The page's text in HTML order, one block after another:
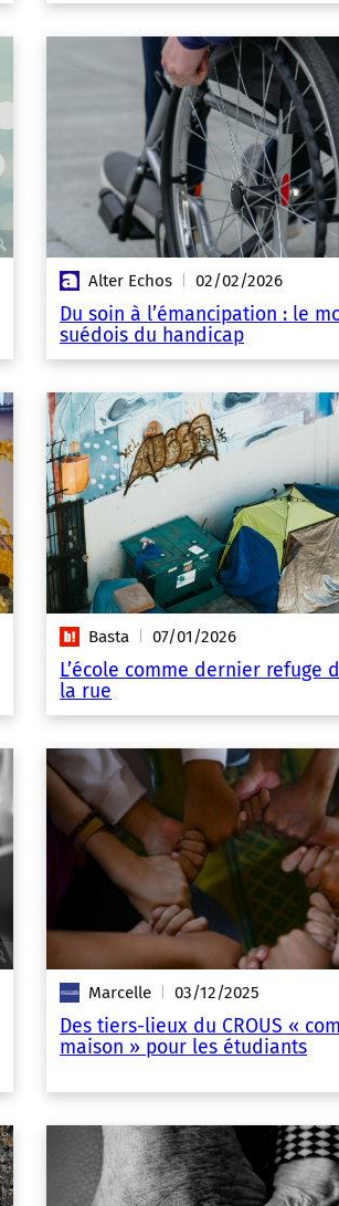
Alter Echos 02/02/2026
Du soin à l’émancipation : le
suédois du handicap
Basta 07/01/2026
L’école comme dernier refuge
la rue
Marcelle 03/12/2025
Des tiers-lieux du CROUS «
maison » pour les étudiants